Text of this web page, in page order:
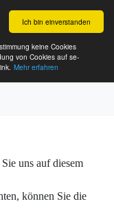
Ich bin einverstanden
keine Cookies
von Cookies auf se-
Mehr erfahren
uns auf diesem
können Sie die